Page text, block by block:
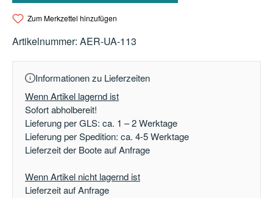
Zum Merkzettel hinzufügen
Artikelnummer: AER-UA-113
Informationen zu Lieferzeiten
Wenn Artikel lagernd ist
Sofort abholbereit!
Lieferung per GLS: ca. 1 – 2 Werktage
Lieferung per Spedition: ca. 4-5 Werktage
Lieferzeit der Boote auf Anfrage
Wenn Artikel nicht lagernd ist
Lieferzeit auf Anfrage